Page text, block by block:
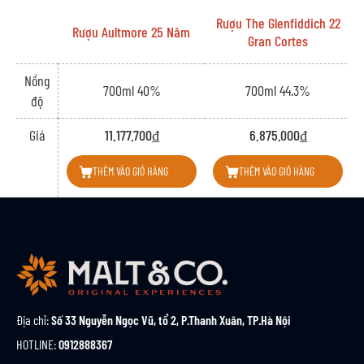
Rượu Aultmore 25 Năm
Rượu The Glenfiddich 22
Gran Cortes
Nồng
độ
700ml 40% 700ml 44.3%
Giá 11.177.700₫
THÊM VÀO GIỎ HÀNG
6.875.000₫
THÊM VÀO GIỎ HÀNG
Địa chỉ:Số 33 Nguyễn Ngọc Vũ, tổ 2, P.Thanh Xuân, TP.Hà Nội
HOTLINE:0912888367